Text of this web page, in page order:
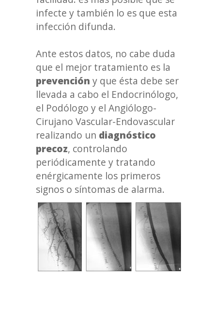
infecte y también lo es que esta
infección difunda.
Ante estos datos, no cabe duda
que el mejor tratamiento es la
prevención y que ésta debe ser
llevada a cabo el Endocrinólogo,
el Podólogo y el Angiólogo-
Cirujano Vascular-Endovascular
realizando un diagnóstico
precoz, controlando
periódicamente y tratando
enérgicamente los primeros
signos o síntomas de alarma.